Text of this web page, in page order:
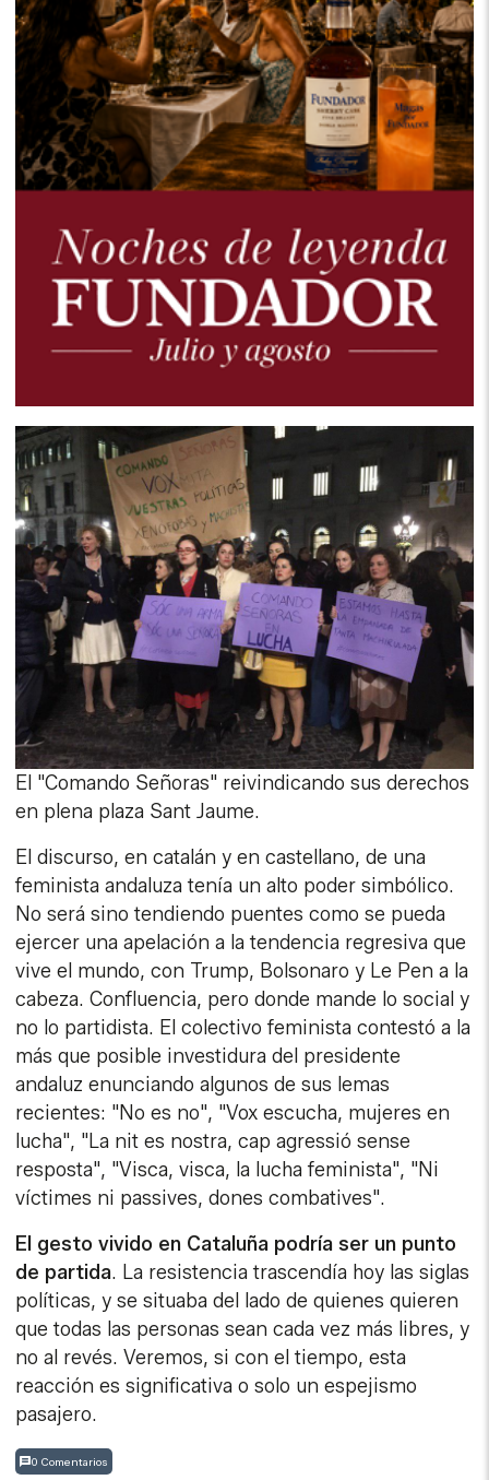
El "Comando Señoras" reivindicando sus derechos
en plena plaza Sant Jaume.
El discurso, en catalán y en castellano, de una
feminista andaluza tenía un alto poder simbólico.
No será sino tendiendo puentes como se pueda
ejercer una apelación a la tendencia regresiva que
vive el mundo, con Trump, Bolsonaro y Le Pen a la
cabeza. Confluencia, pero donde mande lo social y
no lo partidista. El colectivo feminista contestó a la
más que posible investidura del presidente
andaluz enunciando algunos de sus lemas
recientes: "No es no", "Vox escucha, mujeres en
lucha", "La nit es nostra, cap agressió sense
resposta", "Visca, visca, la lucha feminista", "Ni
víctimes ni passives, dones combatives".
El gesto vivido en Cataluña podría ser un punto
de partida. La resistencia trascendía hoy las siglas
políticas, y se situaba del lado de quienes quieren
que todas las personas sean cada vez más libres, y
no al revés. Veremos, si con el tiempo, esta
reacción es significativa o solo un espejismo
pasajero.
0 Comentarios